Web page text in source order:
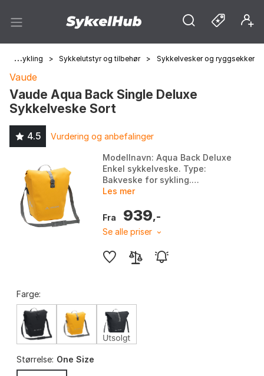
Sykling > Sykkelutstyr og tilbehør > Sykkelvesker og ryggsekker
Vaude
Vaude Aqua Back Single Deluxe
Sykkelveske Sort
4.5 Vurdering og anbefalinger
Modellnavn: Aqua Back Deluxe
Enkel sykkelveske. Type:
Bakveske for sykling.
Egenskaper: vanntette
design. Produksjonsland:
Tyskland. Fa...
Les mer
Fra 939,-
Se alle priser
Farge:
Størrelse: One Size